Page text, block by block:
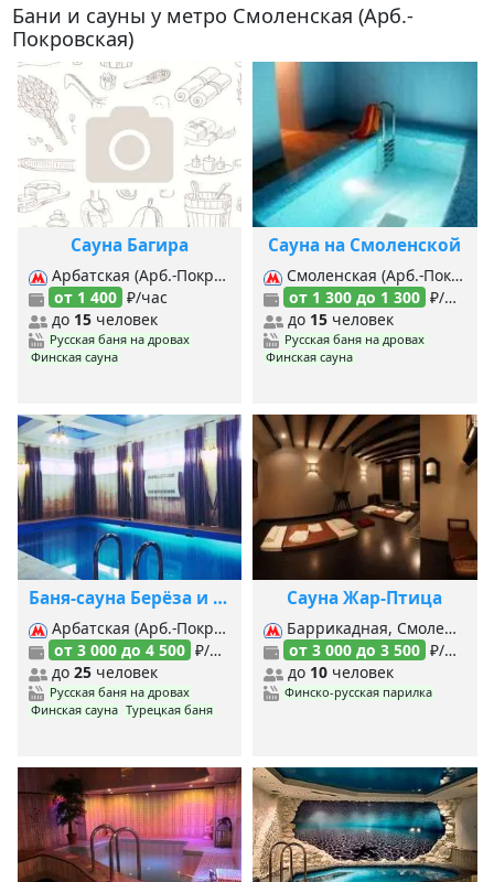
Бани и сауны у метро Смоленская (Арб.-
Покровская)
Сауна Багира
Арбатская (Арб.-Покровская), Арбатская (Филевская), Смоленская (Арб.-Покровская), Смоленская (Филевская), Киевская (Арб.-Покровская), Киевская (Филевская), Киевская (Кольцевая),
от 1 400 ₽/час
до 15 человек
Русская баня на дровах
Финская сауна
Сауна на Смоленской
Смоленская (Арб.-Покровская), Смоленская (Филевская), Арбатская (Арб.-Покровская), Арбатская (Филевская), Баррикадная,
от 1 300 до 1 300 ₽/час
до 15человек
Русская баня на дровах
Финская сауна
Баня-сауна Берёза и Дуб
Арбатская (Арб.-Покровская), Арбатская (Филевская), Смоленская (Арб.-Покровская), Смоленская (Филевская),
от 3 000 до 4 500 ₽/час
до 25 человек
Русская баня на дровах
Финская сауна Турецкая баня
Сауна Жар-Птица
Баррикадная, Смоленская (Арб.-Покровская), Смоленская (Филевская),
от 3 000 до 3 500 ₽/час
до 10человек
Финско-русская парилка